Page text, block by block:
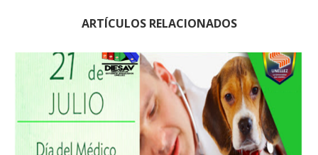
ARTÍCULOS RELACIONADOS